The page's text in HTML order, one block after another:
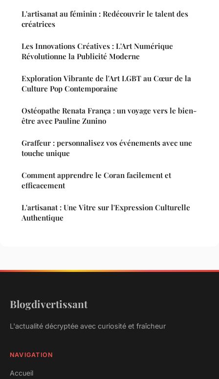
L'artisanat au féminin : Redécouvrir le talent des
créatrices
Les Innovations Créatives : L'Art Numérique
Révolutionne la Publicité Moderne
Exploration Vibrante de l'Art LGBT au Cœur de la
Culture Pop Contemporaine
Ostéopathe Renata França : un voyage vers le bien-
être avec Pauline Zunino
Graffeur : personnalisez vos événements avec une
touche unique
Comment apprendre le Coran facilement et
efficacement
L'artisanat : Une Vitre sur l'Expression Culturelle
Authentique
Blogdivertissant
L'actualité décryptée avec curiosité et fraîcheur
NAVIGATION
Accueil